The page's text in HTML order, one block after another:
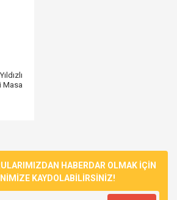
Masa
HABERDAR OLMAK İÇİN
KAYDOLABİLİRSİNİZ!